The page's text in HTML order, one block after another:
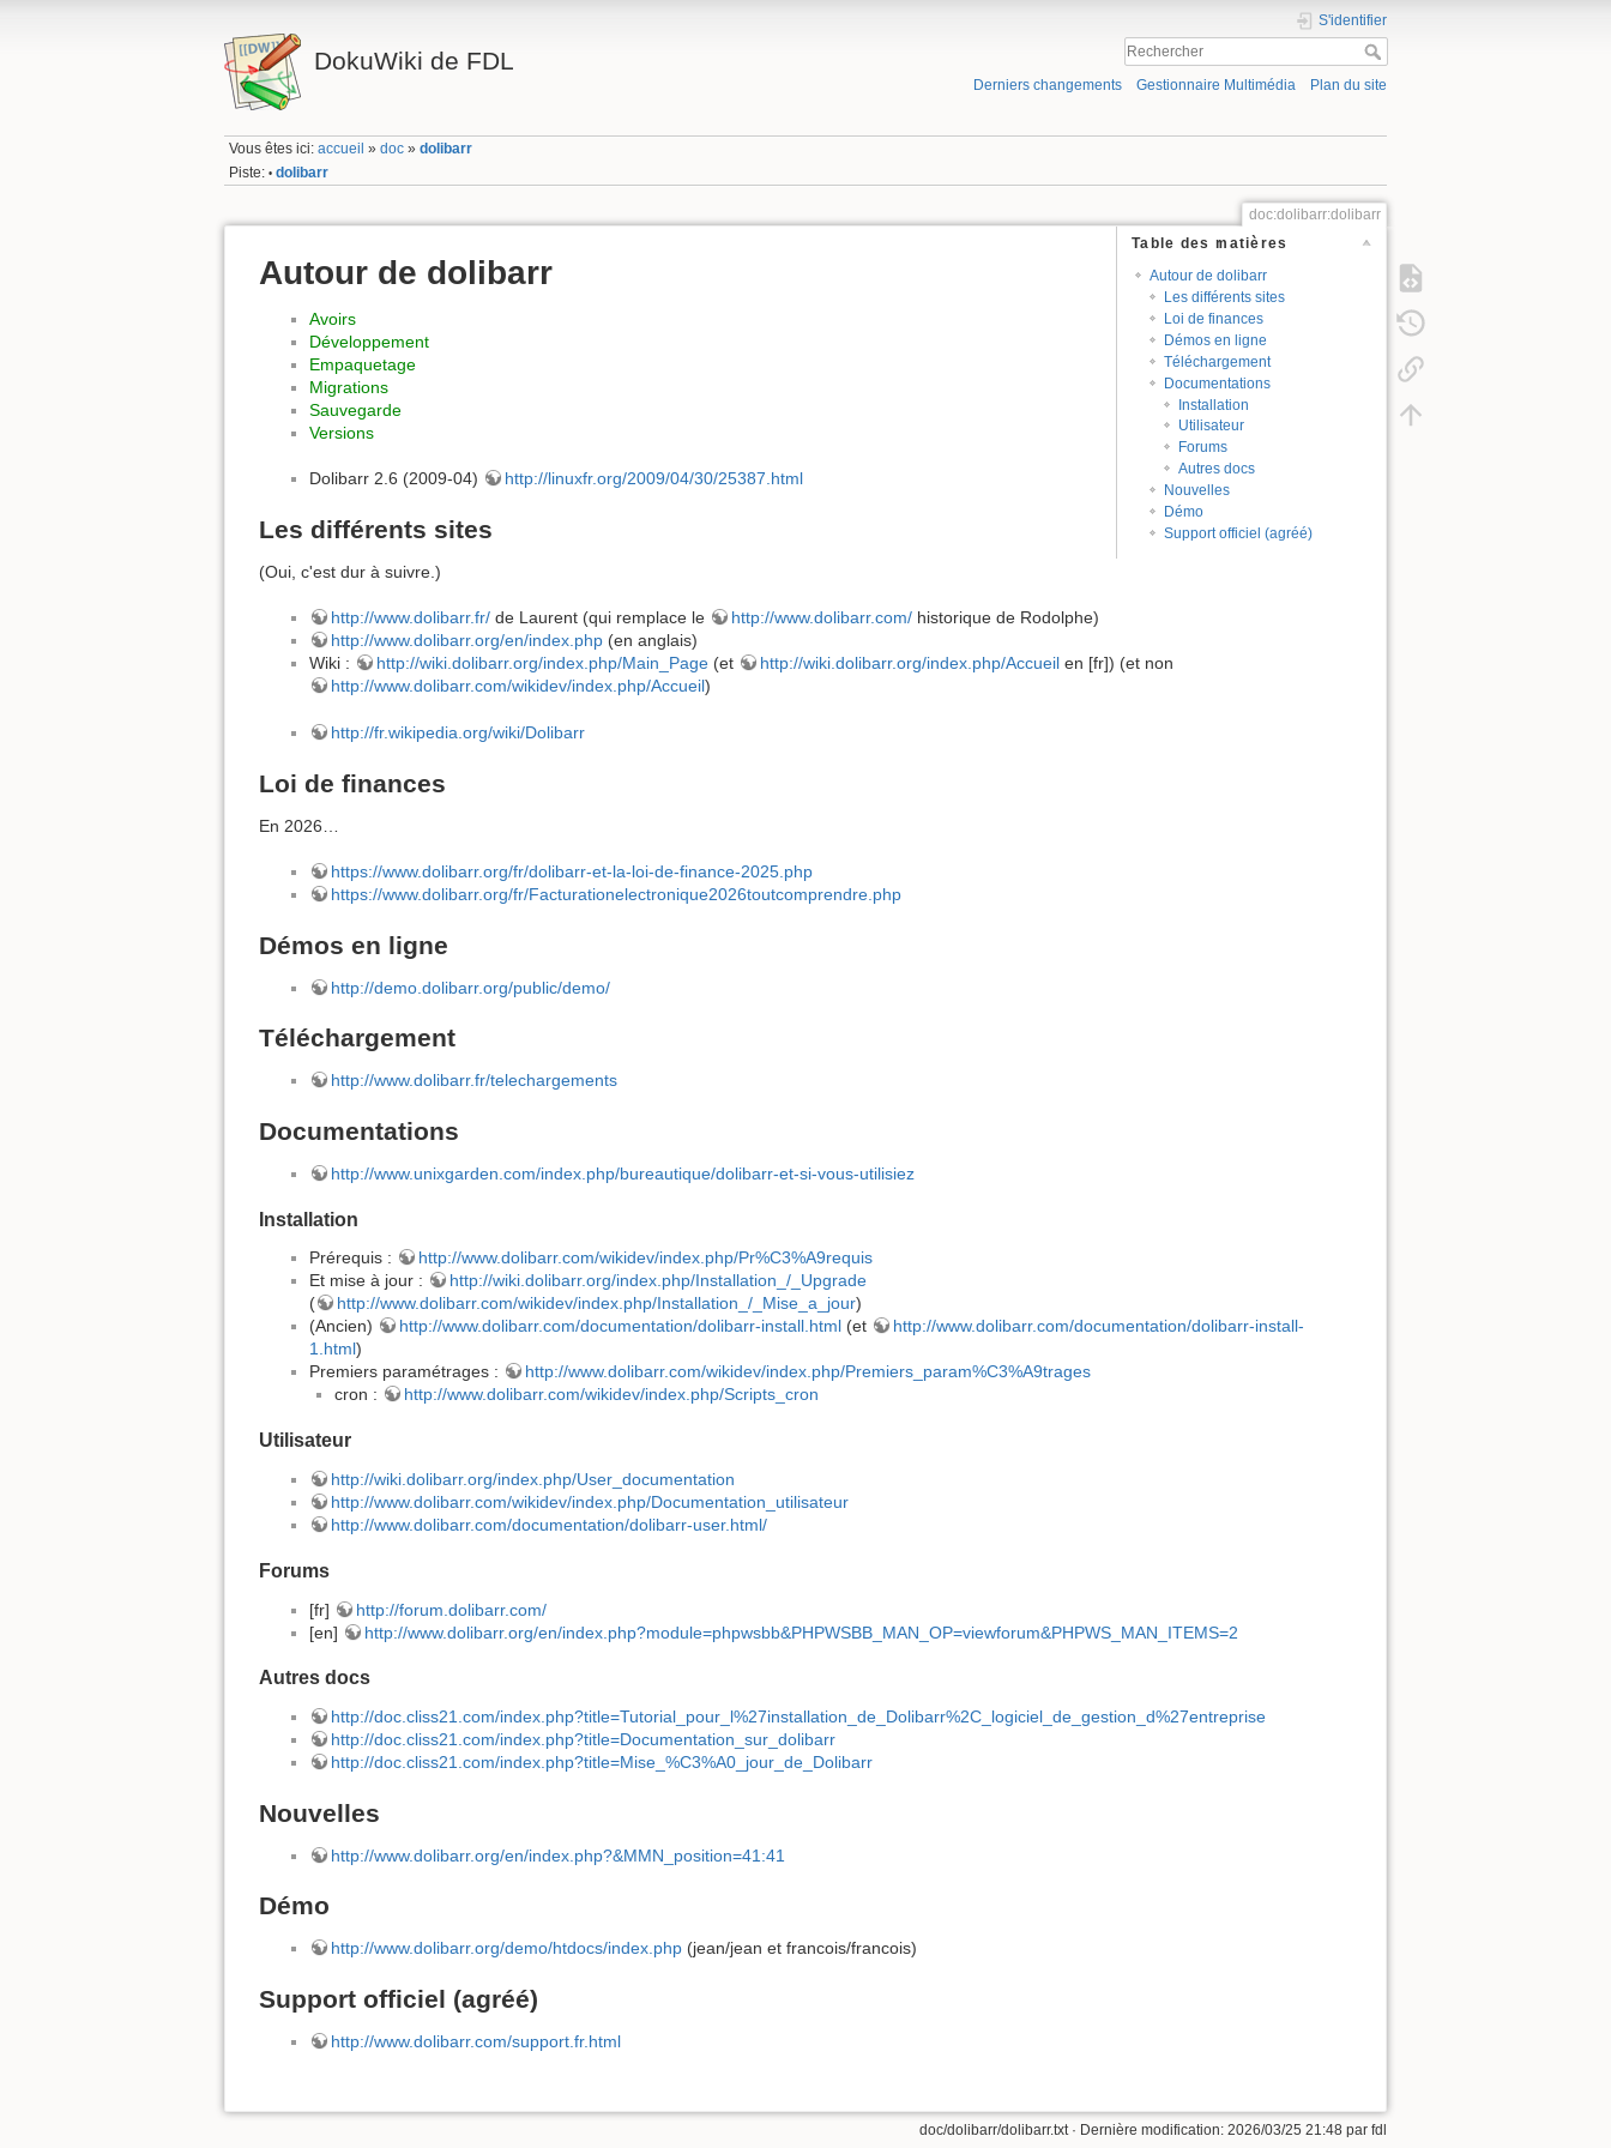
DokuWiki de FDL
S'identifier
Derniers changements Gestionnaire Multimédia Plan du site
Vous êtes ici:accueil »doc »dolibarr
Piste: • dolibarr
doc:dolibarr:dolibarr
Table des matières
Autour de dolibarr
Les différents sites
Loi de finances
Démos en ligne
Téléchargement
Documentations
Installation
Utilisateur
Forums
Autres docs
Nouvelles
Démo
Support officiel (agréé)
Autour de dolibarr
Avoirs
Développement
Empaquetage
Migrations
Sauvegarde
Versions
Dolibarr 2.6 (2009-04) http://linuxfr.org/2009/04/30/25387.html
Les différents sites
(Oui, c'est dur à suivre.)
http://www.dolibarr.fr/ de Laurent (qui remplace le http://www.dolibarr.com/ historique de Rodolphe)
http://www.dolibarr.org/en/index.php (en anglais)
Wiki :
http://wiki.dolibarr.org/index.php/Main_Page (et http://wiki.dolibarr.org/index.php/Accueil en [fr]) (et non
http://www.dolibarr.com/wikidev/index.php/Accueil)
http://fr.wikipedia.org/wiki/Dolibarr
Loi de finances
En 2026…
https://www.dolibarr.org/fr/dolibarr-et-la-loi-de-finance-2025.php
https://www.dolibarr.org/fr/Facturationelectronique2026toutcomprendre.php
Démos en ligne
http://demo.dolibarr.org/public/demo/
Téléchargement
http://www.dolibarr.fr/telechargements
Documentations
http://www.unixgarden.com/index.php/bureautique/dolibarr-et-si-vous-utilisiez
Installation
Prérequis :
http://www.dolibarr.com/wikidev/index.php/Pr%C3%A9requis
Et mise à jour :
http://wiki.dolibarr.org/index.php/Installation_/_Upgrade
(
http://www.dolibarr.com/wikidev/index.php/Installation_/_Mise_a_jour)
(Ancien)
http://www.dolibarr.com/documentation/dolibarr-install.html (et
http://www.dolibarr.com/documentation/dolibarr-install-
1.html)
Premiers paramétrages :
http://www.dolibarr.com/wikidev/index.php/Premiers_param%C3%A9trages
cron :
http://www.dolibarr.com/wikidev/index.php/Scripts_cron
Utilisateur
http://wiki.dolibarr.org/index.php/User_documentation
http://www.dolibarr.com/wikidev/index.php/Documentation_utilisateur
http://www.dolibarr.com/documentation/dolibarr-user.html/
Forums
[fr]
http://forum.dolibarr.com/
[en]
http://www.dolibarr.org/en/index.php?module=phpwsbb&PHPWSBB_MAN_OP=viewforum&PHPWS_MAN_ITEMS=2
Autres docs
http://doc.cliss21.com/index.php?title=Tutorial_pour_l%27installation_de_Dolibarr%2C_logiciel_de_gestion_d%27entreprise
http://doc.cliss21.com/index.php?title=Documentation_sur_dolibarr
http://doc.cliss21.com/index.php?title=Mise_%C3%A0_jour_de_Dolibarr
Nouvelles
http://www.dolibarr.org/en/index.php?&MMN_position=41:41
Démo
http://www.dolibarr.org/demo/htdocs/index.php (jean/jean et francois/francois)
Support officiel (agréé)
http://www.dolibarr.com/support.fr.html
doc/dolibarr/dolibarr.txt · Dernière modification: 2026/03/25 21:48 par fdl